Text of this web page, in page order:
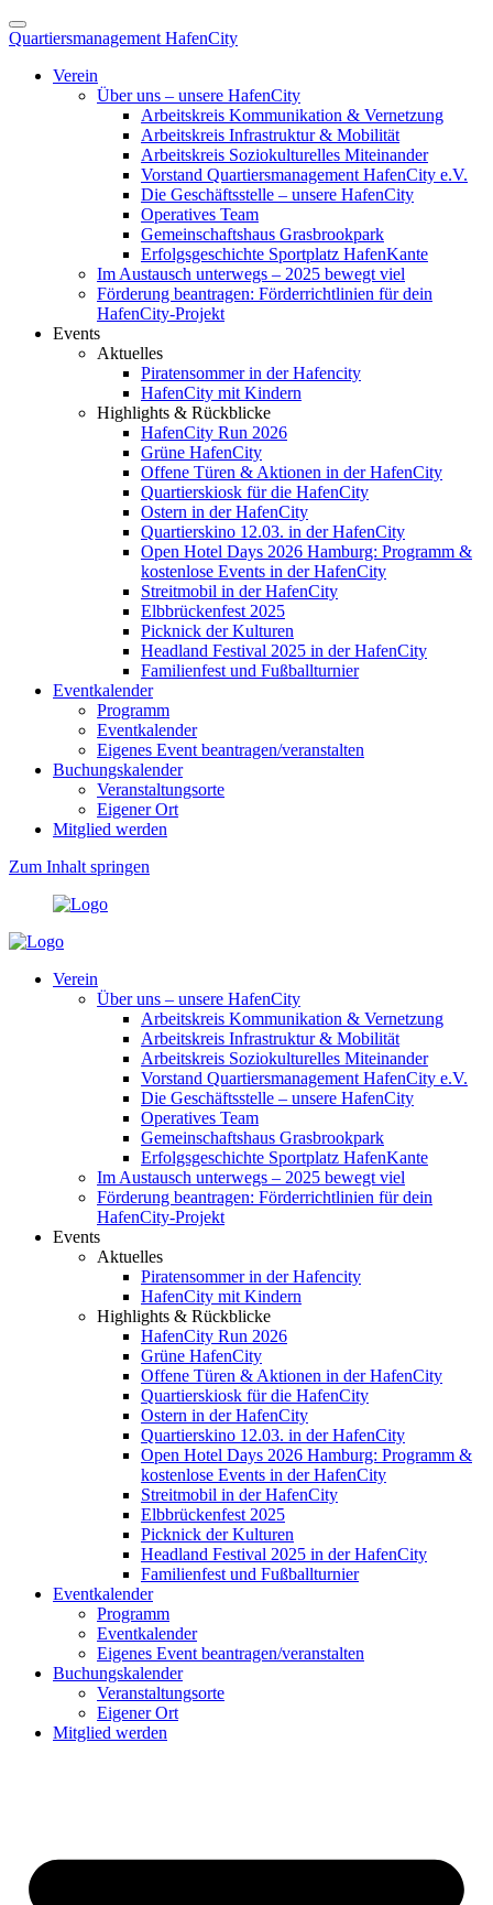
Quartiersmanagement HafenCity
Verein
Über uns – unsere HafenCity
Arbeitskreis Kommunikation & Vernetzung
Arbeitskreis Infrastruktur & Mobilität
Arbeitskreis Soziokulturelles Miteinander
Vorstand Quartiersmanagement HafenCity e.V.
Die Geschäftsstelle – unsere HafenCity
Operatives Team
Gemeinschaftshaus Grasbrookpark
Erfolgsgeschichte Sportplatz HafenKante
Im Austausch unterwegs – 2025 bewegt viel
Förderung beantragen: Förderrichtlinien für dein
HafenCity-Projekt
Events
Aktuelles
Piratensommer in der Hafencity
HafenCity mit Kindern
Highlights & Rückblicke
HafenCity Run 2026
Grüne HafenCity
Offene Türen & Aktionen in der HafenCity
Quartierskiosk für die HafenCity
Ostern in der HafenCity
Quartierskino 12.03. in der HafenCity
Open Hotel Days 2026 Hamburg: Programm &
kostenlose Events in der HafenCity
Streitmobil in der HafenCity
Elbbrückenfest 2025
Picknick der Kulturen
Headland Festival 2025 in der HafenCity
Familienfest und Fußballturnier
Eventkalender
Programm
Eventkalender
Eigenes Event beantragen/veranstalten
Buchungskalender
Veranstaltungsorte
Eigener Ort
Mitglied werden
Zum Inhalt springen
Verein
Über uns – unsere HafenCity
Arbeitskreis Kommunikation & Vernetzung
Arbeitskreis Infrastruktur & Mobilität
Arbeitskreis Soziokulturelles Miteinander
Vorstand Quartiersmanagement HafenCity e.V.
Die Geschäftsstelle – unsere HafenCity
Operatives Team
Gemeinschaftshaus Grasbrookpark
Erfolgsgeschichte Sportplatz HafenKante
Im Austausch unterwegs – 2025 bewegt viel
Förderung beantragen: Förderrichtlinien für dein
HafenCity-Projekt
Events
Aktuelles
Piratensommer in der Hafencity
HafenCity mit Kindern
Highlights & Rückblicke
HafenCity Run 2026
Grüne HafenCity
Offene Türen & Aktionen in der HafenCity
Quartierskiosk für die HafenCity
Ostern in der HafenCity
Quartierskino 12.03. in der HafenCity
Open Hotel Days 2026 Hamburg: Programm &
kostenlose Events in der HafenCity
Streitmobil in der HafenCity
Elbbrückenfest 2025
Picknick der Kulturen
Headland Festival 2025 in der HafenCity
Familienfest und Fußballturnier
Eventkalender
Programm
Eventkalender
Eigenes Event beantragen/veranstalten
Buchungskalender
Veranstaltungsorte
Eigener Ort
Mitglied werden